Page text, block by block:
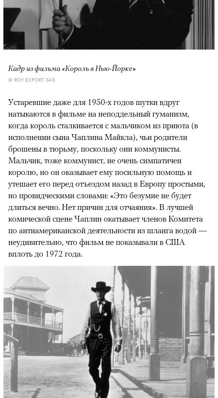
Кадр из фильма «Король в Нью-Йорке»
© ROY EXPORT SAS
Устаревшие даже для 1950-х годов шутки вдруг
натыкаются в фильме на неподдельный гуманизм,
когда король сталкивается с мальчиком из приюта (в
исполнении сына Чаплина Майкла), чьи родители
брошены в тюрьму, поскольку они коммунисты.
Мальчик, тоже коммунист, не очень симпатичен
королю, но он оказывает ему посильную помощь и
утешает его перед отъездом назад в Европу простыми,
но провидческими словами: «Это безумие не будет
длиться вечно. Нет причин для отчаяния». В лучшей
комической сцене Чаплин окатывает членов Комитета
по антиамериканской деятельности из шланга водой —
неудивительно, что фильм не показывали в США
вплоть до 1972 года.